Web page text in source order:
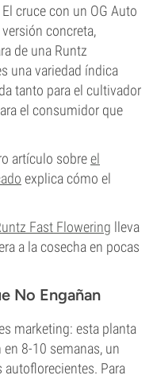
cruce con un OG Auto
concreta,
de una Runtz
una variedad índica
tanto para el cultivador
el consumidor que
artículo sobreel
explica cómo el
Fast Flowering lleva
a la cosecha en pocas
No Engañan
marketing: esta planta
8-10 semanas, un
Para